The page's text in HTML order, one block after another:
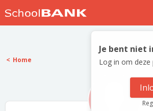
Nostalgische verhalen
Log in
Meld je gratis aan
Je bent niet
Log in om deze
Home